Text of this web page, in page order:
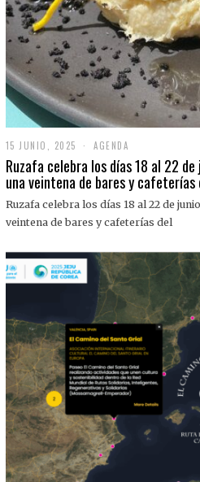
15 JUNIO, 2025
J
U
I
O
0
2
5
AGENDA
Ruzafa celebra los días 18 al 22
una veintena de bares y cafeterías
Ruzafa celebra los días 18 al 22 de
veintena de bares y cafeterías del